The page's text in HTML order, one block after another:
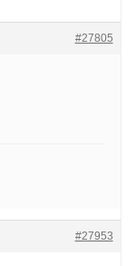
#27805
#27953